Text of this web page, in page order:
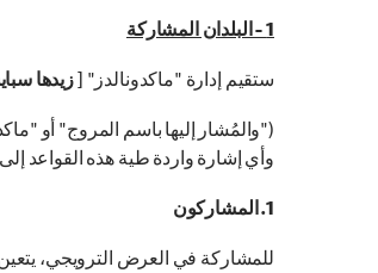
1 - البلدان المشاركة
ستقيم إدارة "ماكدونالدز" [زيدها
("والمُشار إليها باسم المروج" أو
وأي إشارة واردة طية هذه القواعد إلى
1. المشاركون
للمشاركة في العرض الترويجي،